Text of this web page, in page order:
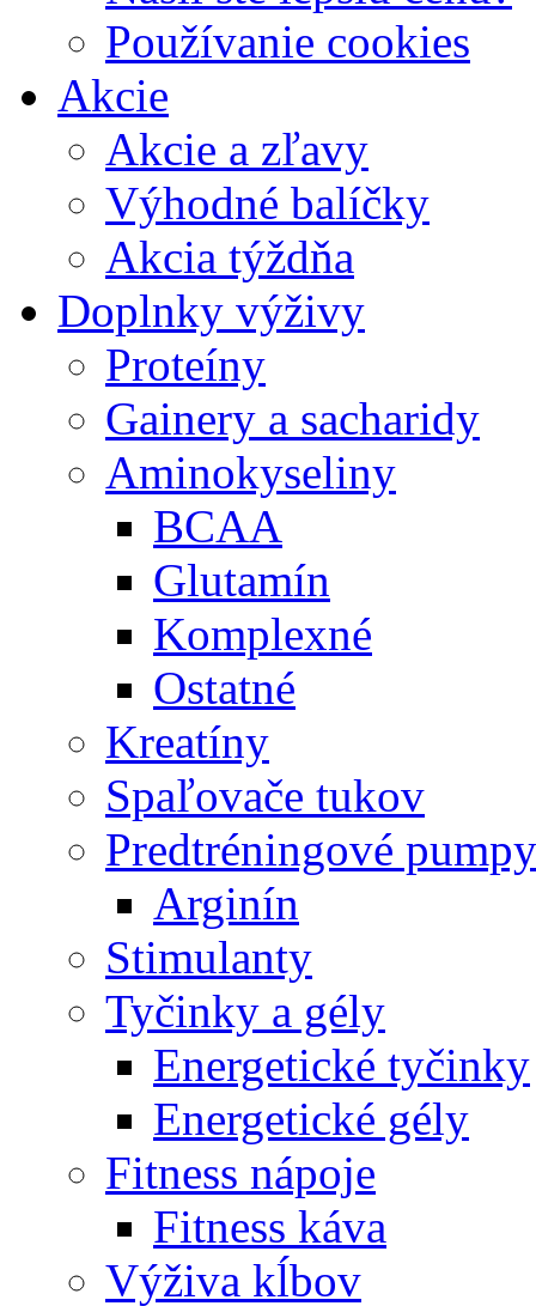
Používanie cookies
Akcie
Akcie a zľavy
Výhodné balíčky
Akcia týždňa
Doplnky výživy
Proteíny
Gainery a sacharidy
Aminokyseliny
BCAA
Glutamín
Komplexné
Ostatné
Kreatíny
Spaľovače tukov
Predtréningové pumpy
Arginín
Stimulanty
Tyčinky a gély
Energetické tyčinky
Energetické gély
Fitness nápoje
Fitness káva
Výživa kĺbov